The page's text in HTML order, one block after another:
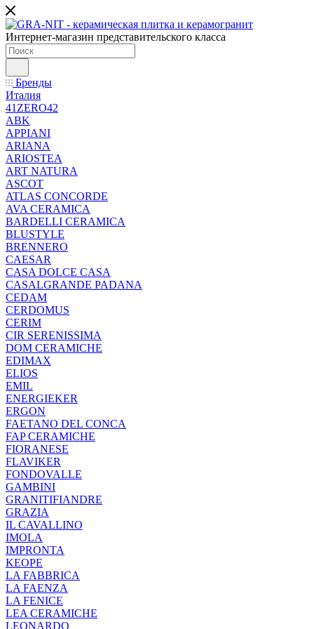
Интернет-магазин представительского класса
Бренды
Италия
41ZERO42
ABK
APPIANI
ARIANA
ARIOSTEA
ART NATURA
ASCOT
ATLAS CONCORDE
AVA CERAMICA
BARDELLI CERAMICA
BLUSTYLE
BRENNERO
CAESAR
CASA DOLCE CASA
CASALGRANDE PADANA
CEDAM
CERDOMUS
CERIM
CIR SERENISSIMA
DOM CERAMICHE
EDIMAX
ELIOS
EMIL
ENERGIEKER
ERGON
FAETANO DEL CONCA
FAP CERAMICHE
FIORANESE
FLAVIKER
FONDOVALLE
GAMBINI
GRANITIFIANDRE
GRAZIA
IL CAVALLINO
IMOLA
IMPRONTA
KEOPE
LA FABBRICA
LA FAENZA
LA FENICE
LEA CERAMICHE
LEONARDO